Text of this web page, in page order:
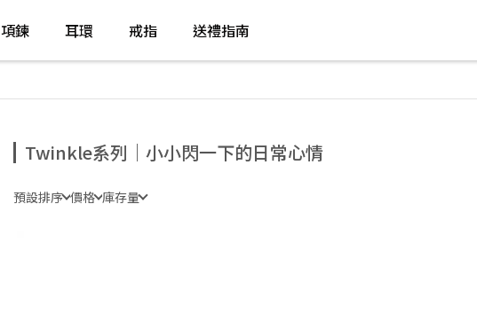
項鍊 耳環 戒指 送禮指南
Twinkle系列｜小小閃一下的日常心情
預設排序 價格 庫存量